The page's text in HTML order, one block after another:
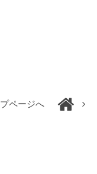
プページへ